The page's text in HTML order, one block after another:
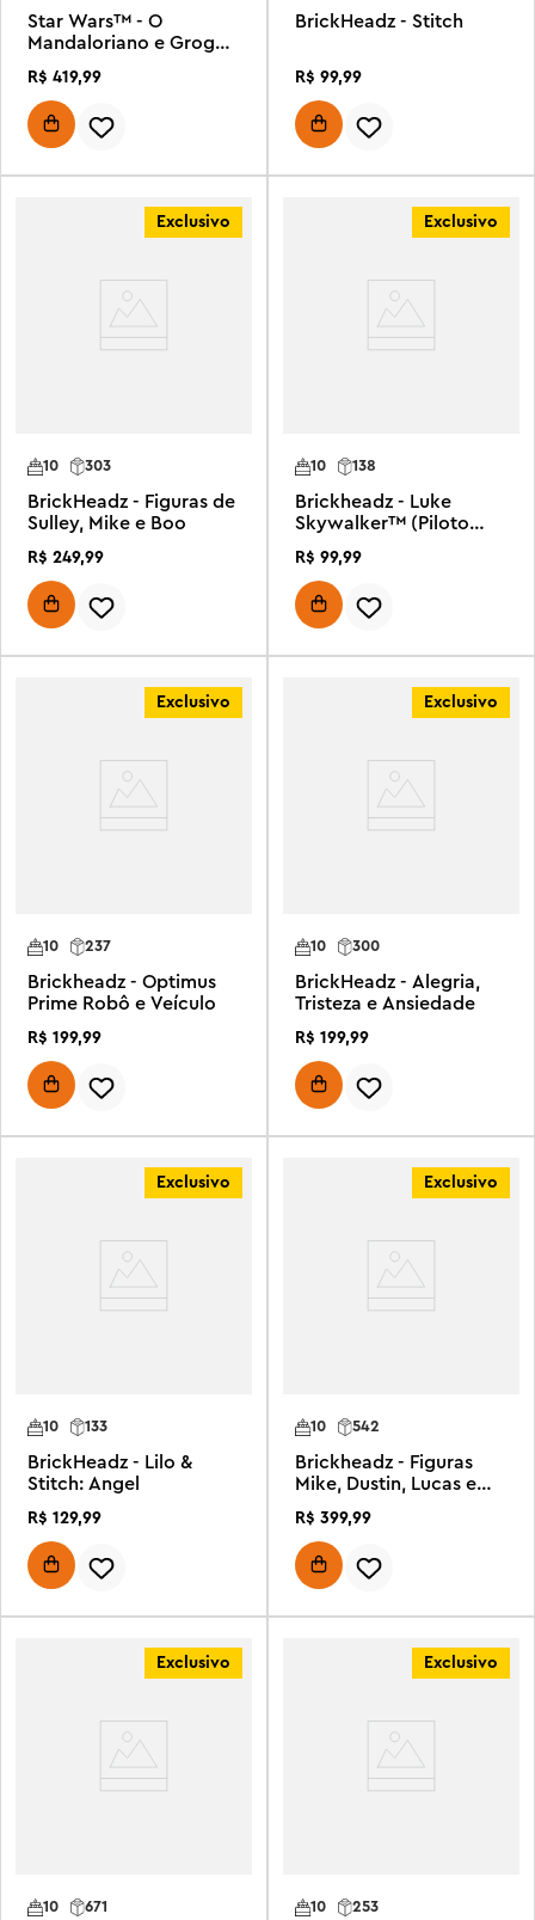
Star Wars™ - O
Mandaloriano e Grogu:
R$ 419,99
BrickHeadz - Stitch
R$ 99,99
Exclusivo
10 303
BrickHeadz - Figuras de
Sulley, Mike e Boo
R$ 249,99
Exclusivo
10 138
Brickheadz - Luke
Skywalker™ (Piloto
R$ 99,99
Exclusivo
10 237
Brickheadz - Optimus
Prime Robô e Veículo
R$ 199,99
Exclusivo
300
10
BrickHeadz - Alegria,
Tristeza e Ansiedade
R$ 199,99
Exclusivo
10 133
BrickHeadz - Lilo &
Stitch: Angel
R$ 129,99
Exclusivo
542
10
Brickheadz - Figuras
Mike, Dustin, Lucas e
R$ 399,99
Exclusivo
10 671
Exclusivo
253
10